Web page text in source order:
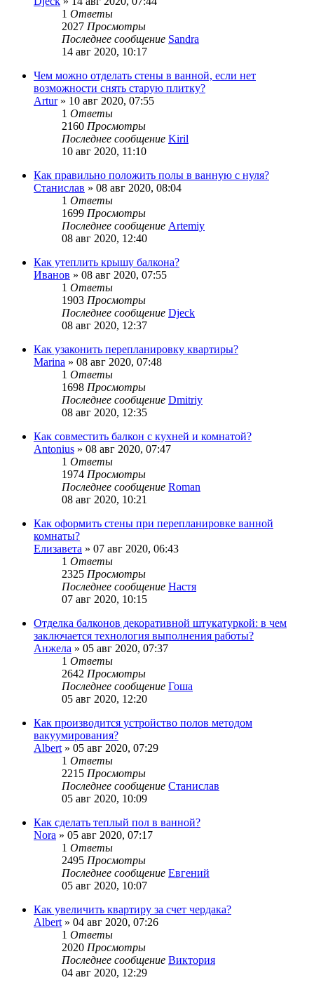
1 Ответы
2027 Просмотры
Последнее сообщение Sandra
14 авг 2020, 10:17
Чем можно отделать стены в ванной, если нет
возможности снять старую плитку?
Artur» 10 авг 2020, 07:55
1 Ответы
2160 Просмотры
Последнее сообщение Kiril
10 авг 2020, 11:10
Как правильно положить полы в ванную с нуля?
Станислав » 08 авг 2020, 08:04
1 Ответы
1699 Просмотры
Последнее сообщение Artemiy
08 авг 2020, 12:40
Как утеплить крышу балкона?
Иванов » 08 авг 2020, 07:55
1 Ответы
1903 Просмотры
Последнее сообщение Djeck
08 авг 2020, 12:37
Как узаконить перепланировку квартиры?
Marina » 08 авг 2020, 07:48
1 Ответы
1698 Просмотры
Последнее сообщение Dmitriy
08 авг 2020, 12:35
Как совместить балкон с кухней и комнатой?
Antonius » 08 авг 2020, 07:47
1 Ответы
1974 Просмотры
Последнее сообщение Roman
08 авг 2020, 10:21
Как оформить стены при перепланировке ванной
комнаты?
Елизавета » 07 авг 2020, 06:43
1 Ответы
2325 Просмотры
Последнее сообщение Настя
07 авг 2020, 10:15
Отделка балконов декоративной штукатуркой: в чем
заключается технология выполнения работы?
Анжела » 05 авг 2020, 07:37
1 Ответы
2642 Просмотры
Последнее сообщение Гоша
05 авг 2020, 12:20
Как производится устройство полов методом
вакуумирования?
Albert » 05 авг 2020, 07:29
1 Ответы
2215 Просмотры
Последнее сообщение Станислав
05 авг 2020, 10:09
Как сделать теплый пол в ванной?
Nora » 05 авг 2020, 07:17
1 Ответы
2495 Просмотры
Последнее сообщение Евгений
05 авг 2020, 10:07
Как увеличить квартиру за счет чердака?
Albert » 04 авг 2020, 07:26
1 Ответы
2020 Просмотры
Последнее сообщение Виктория
04 авг 2020, 12:29